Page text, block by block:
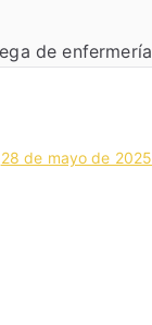
28 de mayo de 2025